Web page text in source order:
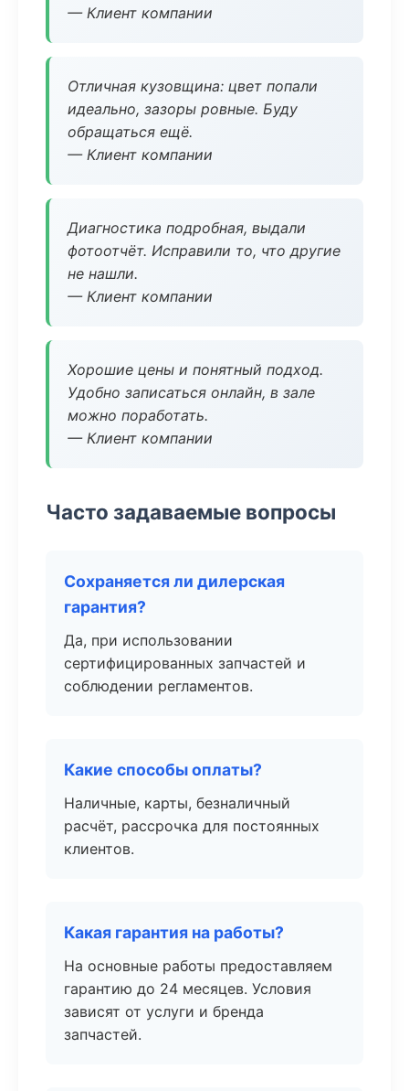
— Клиент компании
Отличная кузовщина: цвет попали
идеально, зазоры ровные. Буду
обращаться ещё.
— Клиент компании
Диагностика подробная, выдали
фотоотчёт. Исправили то, что другие
не нашли.
— Клиент компании
Хорошие цены и понятный подход.
Удобно записаться онлайн, в зале
можно поработать.
— Клиент компании
Часто задаваемые вопросы
Сохраняется ли дилерская
гарантия?
Да, при использовании
сертифицированных запчастей и
соблюдении регламентов.
Какие способы оплаты?
Наличные, карты, безналичный
расчёт, рассрочка для постоянных
клиентов.
Какая гарантия на работы?
На основные работы предоставляем
гарантию до 24 месяцев. Условия
зависят от услуги и бренда
запчастей.